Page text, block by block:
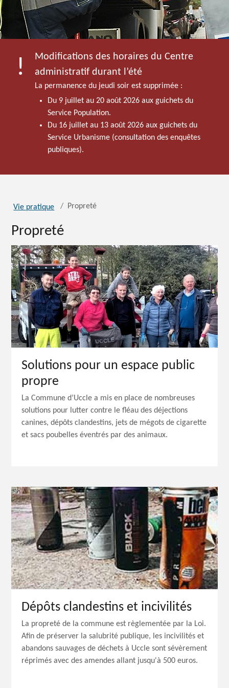
Modifications des horaires du Centre
administratif durant l’été
La permanence du jeudi soir est supprimée :
Du 9 juillet au 20 août 2026 aux guichets du
Service Population.
Du 16 juillet au 13 août 2026 aux guichets du
Service Urbanisme (consultation des enquêtes
publiques).
Vie pratique Propreté
Propreté
Solutions pour un espace public
propre
La Commune d’Uccle a mis en place de nombreuses
solutions pour lutter contre le fléau des déjections
canines, dépôts clandestins, jets de mégots de cigarette
et sacs poubelles éventrés par des animaux.
Dépôts clandestins et incivilités
La propreté de la commune est règlementée par la Loi.
Afin de préserver la salubrité publique, les incivilités et
abandons sauvages de déchets à Uccle sont sévèrement
réprimés avec des amendes allant jusqu'à 500 euros.